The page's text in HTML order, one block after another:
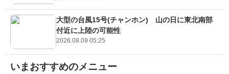
大型の台風15号(チャンホン) 山の日に東北南部
付近に上陸の可能性
2026.08.09 05:25
いまおすすめのメニュー